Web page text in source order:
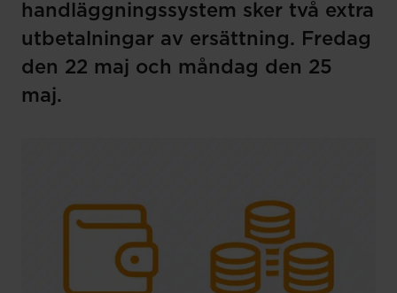
handläggningssystem sker två extra
utbetalningar av ersättning. Fredag
den 22 maj och måndag den 25
maj.